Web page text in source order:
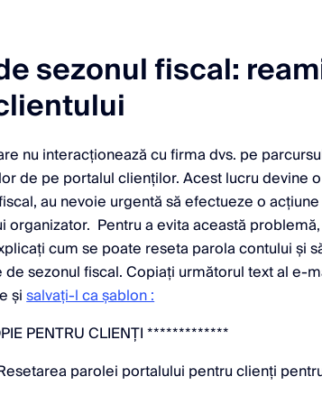
sezonul fiscal:
nu interacționează cu firma dvs. pe
de pe portalul clienților. Acest lucru devine
au nevoie urgentă să efectueze o
organizator. Pentru a evita această
cum se poate reseta parola contului și
de sezonul fiscal. Copiați următorul text al e-
șisalvați-l ca șablon :
PENTRU CLIENȚI *************
parolei portalului pentru clienți